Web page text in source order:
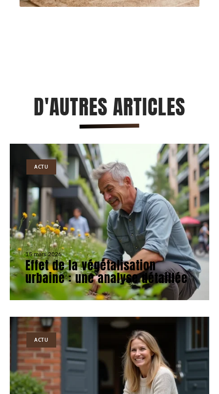
D'AUTRES ARTICLES
ACTU
15 mars 2026
Effet de la végétalisation
urbaine : une analyse détaillée
ACTU